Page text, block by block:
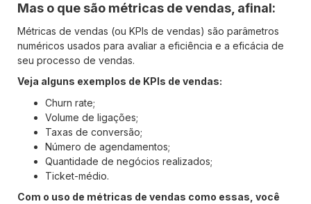
Mas o que são métricas de vendas, afinal:
Métricas de vendas (ou KPIs de vendas) são parâmetros
numéricos usados para avaliar a eficiência e a eficácia de
seu processo de vendas.
Veja alguns exemplos de KPIs de vendas:
Churn rate;
Volume de ligações;
Taxas de conversão;
Número de agendamentos;
Quantidade de negócios realizados;
Ticket-médio.
Com o uso de métricas de vendas como essas, você